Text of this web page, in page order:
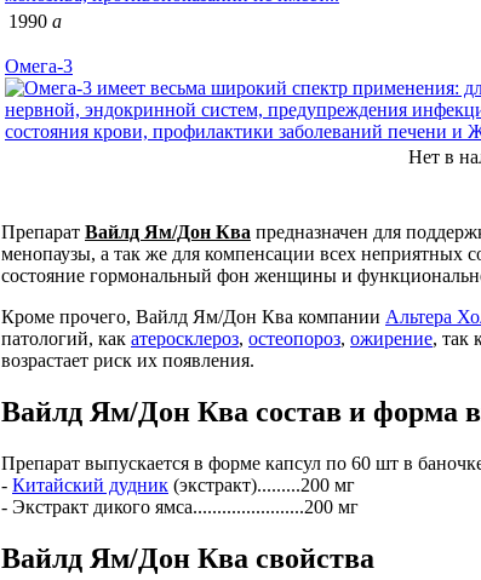
1990 a
Омега-3
Нет в
Препарат Вайлд Ям/Дон Ква предназначен для
менопаузы, а так же для компенсации всех неприятных
состояние гормональный фон женщины и
Кроме прочего, Вайлд Ям/Дон Ква компании Альтера
патологий, как атеросклероз, остеопороз, ожирение, так
возрастает риск их появления.
Вайлд Ям/Дон Ква состав и форма
Препарат выпускается в форме капсул по 60 шт в
- Китайский дудник (экстракт).........200 мг
- Экстракт дикого ямса.......................200 мг
Вайлд Ям/Дон Ква свойства